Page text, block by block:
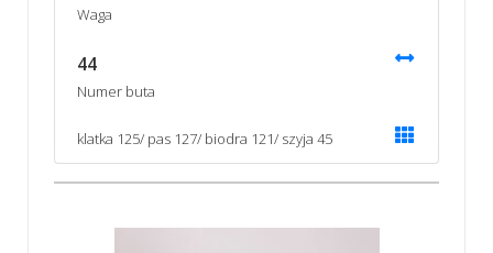
Waga
44
Numer buta
klatka 125/ pas 127/ biodra 121/ szyja 45